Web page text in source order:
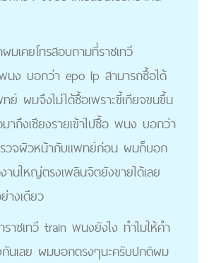
เคยโทรสอบถามที่ราชเทวี
ง บอกว่า epo lp สามารถซื้อได้
ย์ ผมจึงไม่ได้ซื้อเพราะขี้เกียจขนขึ้น
าถึงเชียงรายเข้าไปซื้อ พนง บอกว่า
รวจผิวหน้ากับแพทย์ก่อน ผมก็บอก
านใหญ่ตรงเพลินจิตยังขายได้เลย
งเดียว
ราชเทวี train พนงยังไง ทำไมให้คำ
นเลย ผมบอกตรงๆนะครับปกติผม